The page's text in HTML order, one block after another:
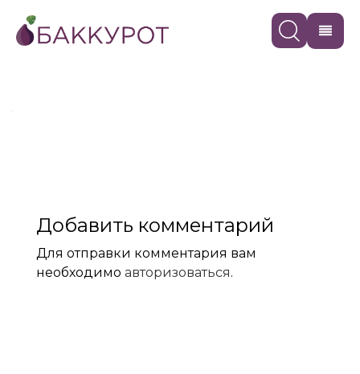
Добавить комментарий
Для отправки комментария вам
необходимо авторизоваться.